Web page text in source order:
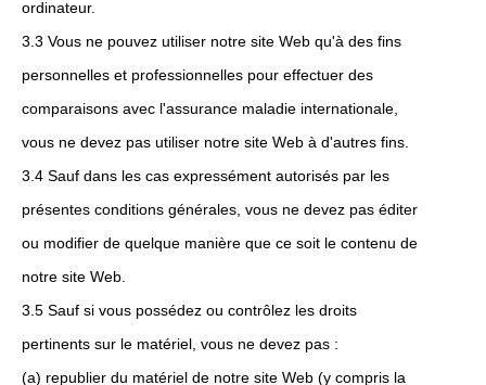
ordinateur.
3.3 Vous ne pouvez utiliser notre site Web qu'à des fins
personnelles et professionnelles pour effectuer des
comparaisons avec l'assurance maladie internationale,
vous ne devez pas utiliser notre site Web à d'autres fins.
3.4 Sauf dans les cas expressément autorisés par les
présentes conditions générales, vous ne devez pas éditer
ou modifier de quelque manière que ce soit le contenu de
notre site Web.
3.5 Sauf si vous possédez ou contrôlez les droits
pertinents sur le matériel, vous ne devez pas :
(a) republier du matériel de notre site Web (y compris la